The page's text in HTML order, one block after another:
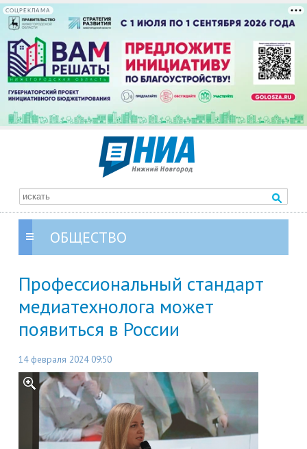
СОЦРЕКЛАМА
ОБЩЕСТВО
Профессиональный стандарт
медиатехнолога может
появиться в России
14 февраля 2024 09:50